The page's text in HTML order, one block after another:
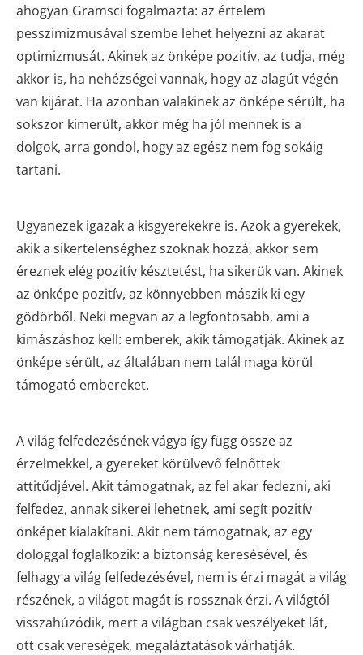
ahogyan Gramsci fogalmazta: az értelem
pesszimizmusával szembe lehet helyezni az akarat
optimizmusát. Akinek az önképe pozitív, az tudja, még
akkor is, ha nehézségei vannak, hogy az alagút végén
van kijárat. Ha azonban valakinek az önképe sérült, ha
sokszor kimerült, akkor még ha jól mennek is a
dolgok, arra gondol, hogy az egész nem fog sokáig
tartani.
Ugyanezek igazak a kisgyerekekre is. Azok a gyerekek,
akik a sikertelenséghez szoknak hozzá, akkor sem
éreznek elég pozitív késztetést, ha sikerük van. Akinek
az önképe pozitív, az könnyebben mászik ki egy
gödörből. Neki megvan az a legfontosabb, ami a
kimászáshoz kell: emberek, akik támogatják. Akinek az
önképe sérült, az általában nem talál maga körül
támogató embereket.
A világ felfedezésének vágya így függ össze az
érzelmekkel, a gyereket körülvevő felnőttek
attitűdjével. Akit támogatnak, az fel akar fedezni, aki
felfedez, annak sikerei lehetnek, ami segít pozitív
önképet kialakítani. Akit nem támogatnak, az egy
dologgal foglalkozik: a biztonság keresésével, és
felhagy a világ felfedezésével, nem is érzi magát a világ
részének, a világot magát is rossznak érzi. A világtól
visszahúzódik, mert a világban csak veszélyeket lát,
ott csak vereségek, megaláztatások várhatják.